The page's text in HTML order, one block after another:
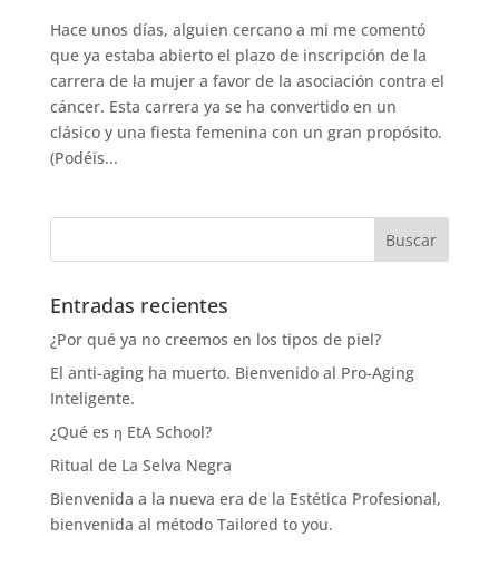
Hace unos días, alguien cercano a mi me comentó
que ya estaba abierto el plazo de inscripción de la
carrera de la mujer a favor de la asociación contra el
cáncer. Esta carrera ya se ha convertido en un
clásico y una fiesta femenina con un gran propósito.
(Podéis...
Entradas recientes
¿Por qué ya no creemos en los tipos de piel?
El anti-aging ha muerto. Bienvenido al Pro-Aging
Inteligente.
¿Qué es η EtA School?
Ritual de La Selva Negra
Bienvenida a la nueva era de la Estética Profesional,
bienvenida al método Tailored to you.